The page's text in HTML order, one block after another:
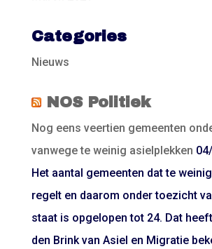
Categories
Nieuws
NOS Politiek
Nog eens veertien gemeenten
vanwege te weinig asielplekken
Het aantal gemeenten dat te
regelt en daarom onder toezicht
staat is opgelopen tot 24. Dat
den Brink van Asiel en Migratie